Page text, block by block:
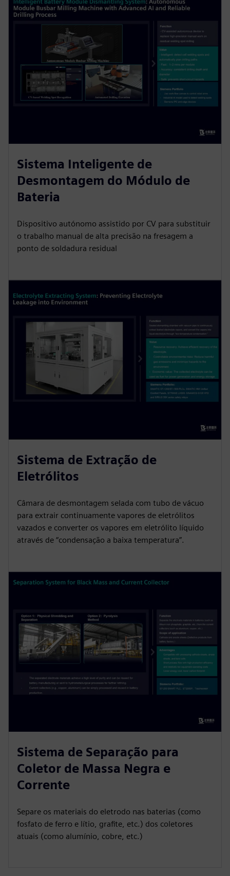
Sistema Inteligente de
Desmontagem do Módulo de
Bateria
Dispositivo autónomo assistido por CV para substituir
o trabalho manual de alta precisão na fresagem a
ponto de soldadura residual
Sistema de Extração de
Eletrólitos
Câmara de desmontagem selada com tubo de vácuo
para extrair continuamente vapores de eletrólitos
vazados e converter os vapores em eletrólito líquido
através de “condensação a baixa temperatura”.
Sistema de Separação para
Coletor de Massa Negra e
Corrente
Separe os materiais do eletrodo nas baterias (como
fosfato de ferro e lítio, grafite, etc.) dos coletores
atuais (como alumínio, cobre, etc.)